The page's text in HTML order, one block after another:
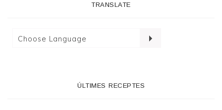
TRANSLATE
ÚLTIMES RECEPTES